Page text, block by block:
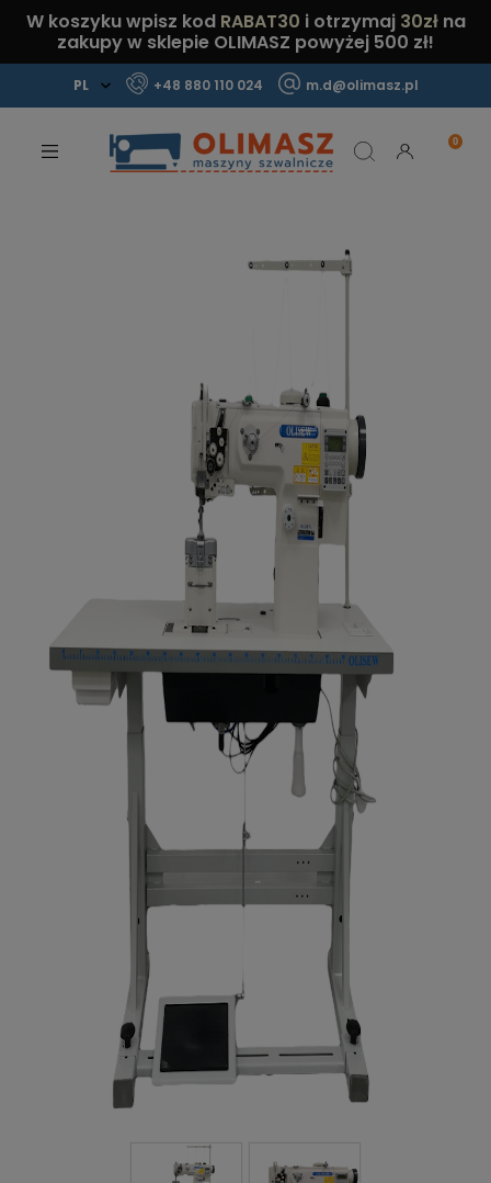
W koszyku wpisz kod RABAT30 i otrzymaj 30złna
zakupy w sklepie OLIMASZ powyżej 500 zł!
+48 880 110 024 m.d@olimasz.pl
Sprawdź!